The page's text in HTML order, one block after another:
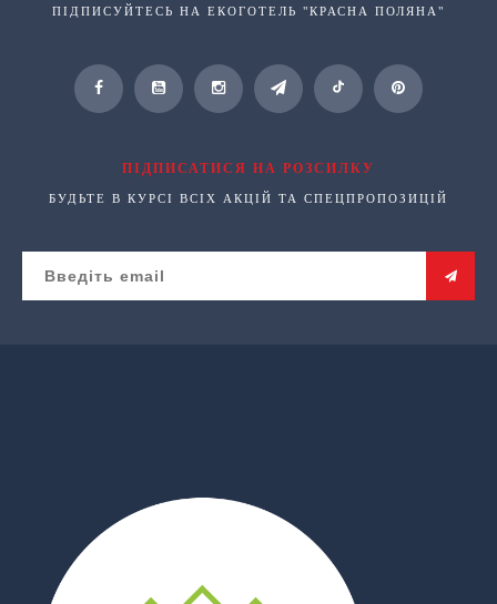
ПІДПИСУЙТЕСЬ НА ЕКОГОТЕЛЬ "КРАСНА ПОЛЯНА"
ПІДПИСАТИСЯ НА РОЗСИЛКУ
БУДЬТЕ В КУРСІ ВСІХ АКЦІЙ ТА СПЕЦПРОПОЗИЦІЙ